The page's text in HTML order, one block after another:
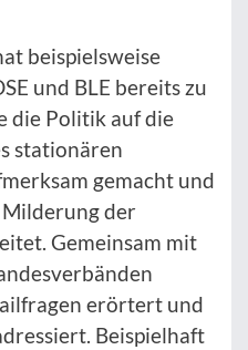
beispielsweise
und BLE bereits zu
die Politik auf die
stationären
gemacht und
der
Gemeinsam mit
erörtert und
Beispielhaft